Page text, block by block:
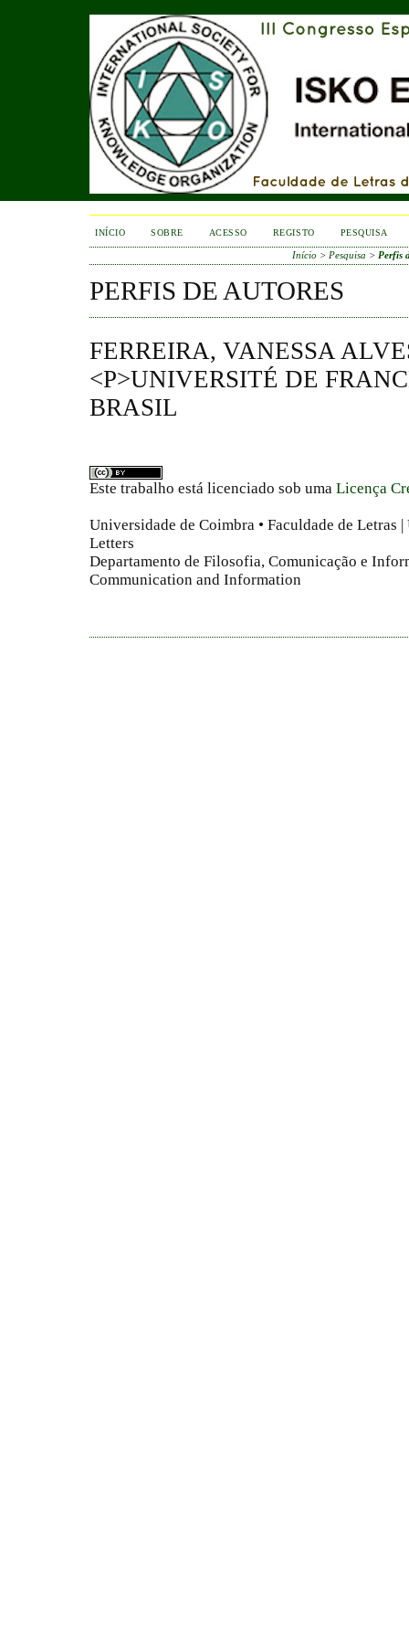
INÍCIO SOBRE ACESSO REGISTO PESQUISA
Início > Pesquisa > Perfis
PERFIS DE AUTORES
FERREIRA, VANESSA
<P>UNIVERSITÉ DE
BRASIL
Este trabalho está licenciado sob uma Licença
Universidade de Coimbra • Faculdade de
Letters
Departamento de Filosofia, Comunicação e
Communication and Information